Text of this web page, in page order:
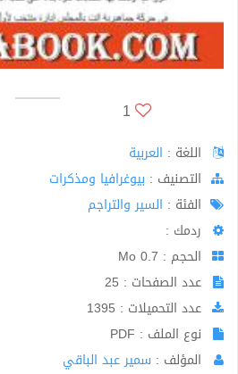
1
اللغة : العربية
اﻟﺘﺼﻨﻴﻒ : بيوغرافيا ومذكرات
الفئة : السير والتراجم
ردمك :
الحجم : 0.7 Mo
عدد الصفحات : 25
عدد التحميلات : 1395
نوع الملف : PDF
المؤلف : سمير عبد الباقي